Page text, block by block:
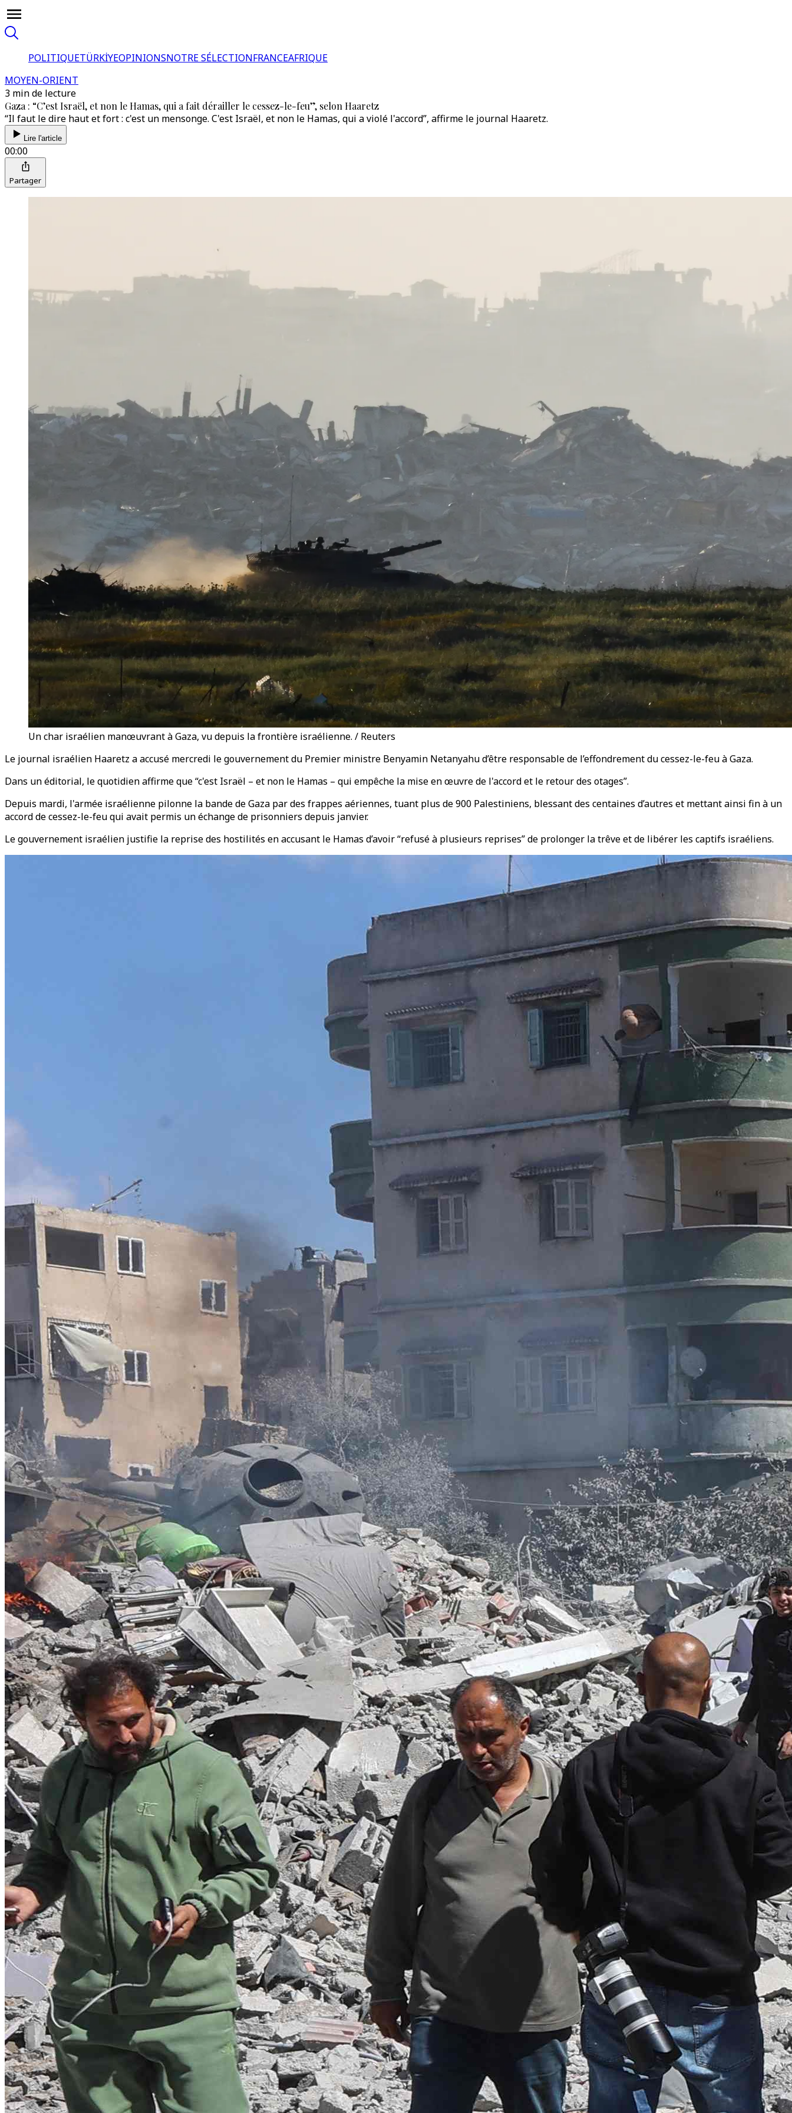
POLITIQUETÜRKİYEOPINIONSNOTRE SÉLECTIONFRANCEAFRIQUE
MOYEN-ORIENT
3 min de lecture
Gaza : “C’est Israël, et non le Hamas, qui a fait dérailler le cessez-le-feu”, selon Haaretz
“Il faut le dire haut et fort : c'est un mensonge. C'est Israël, et non le Hamas, qui a violé l'accord”, affirme le journal Haaretz.
Lire l'article
00:00
Partager
Un char israélien manœuvrant à Gaza, vu depuis la frontière israélienne. / Reuters
Le journal israélien Haaretz a accusé mercredi le gouvernement du Premier ministre Benyamin Netanyahu d’être responsable de l’effondrement du cessez-le-feu à Gaza.
Dans un éditorial, le quotidien affirme que “c'est Israël – et non le Hamas – qui empêche la mise en œuvre de l'accord et le retour des otages”.
Depuis mardi, l'armée israélienne pilonne la bande de Gaza par des frappes aériennes, tuant plus de 900 Palestiniens, blessant des centaines d’autres et mettant ainsi fin à un
accord de cessez-le-feu qui avait permis un échange de prisonniers depuis janvier.
Le gouvernement israélien justifie la reprise des hostilités en accusant le Hamas d’avoir “refusé à plusieurs reprises” de prolonger la trêve et de libérer les captifs israéliens.